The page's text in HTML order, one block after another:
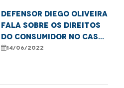
Defensor Diego Oliveira
fala sobre os direitos
do consumidor no caso
do parque de diversões
nos seus brinquedos
14/06/2022